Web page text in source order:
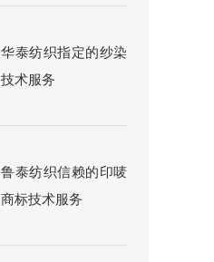
华泰纺织指定的纱染
技术服务
鲁泰纺织信赖的印唛
商标技术服务